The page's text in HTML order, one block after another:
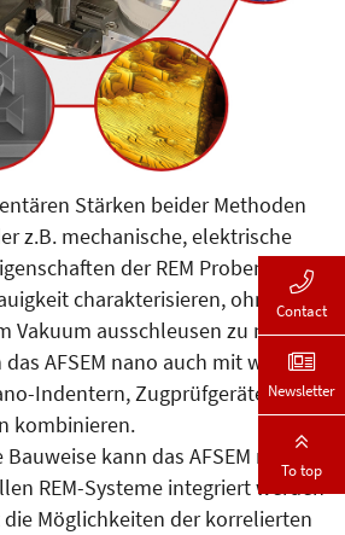
Stärken beider Methoden
z.B. mechanische, elektrische
der REM Proben in-situ
charakterisieren, ohne die
Vakuum ausschleusen zu müssen.
AFSEM nano auch mit weiteren
Indentern, Zugprüfgeräten oder
kombinieren.
kann das AFSEM nano in
REM-Systeme integriert werden
Möglichkeiten der korrelierten
Contact
Newsletter
To top